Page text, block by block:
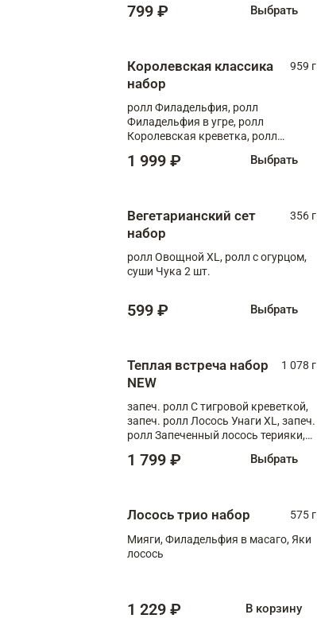
799 ₽ Выбрать
Королевская классика
набор
959 г
ролл Филадельфия, ролл
Филадельфия в угре, ролл
Королевская креветка, ролл
1 999 ₽ Выбрать
Вегетарианский сет
набор
356 г
ролл Овощной XL, ролл с огурцом,
суши Чука 2 шт.
599 ₽ Выбрать
Теплая встреча набор
NEW
1 078 г
запеч. ролл С тигровой креветкой,
запеч. ролл Лосось Унаги XL, запеч.
ролл Запеченный лосось терияки,
1 799 ₽ Выбрать
Лосось трио набор
575 г
Мияги, Филадельфия в масаго, Яки
лосось
1 229 ₽ В корзину